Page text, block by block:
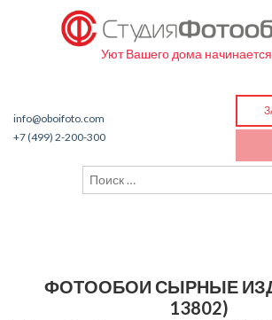
Уют Вашего дома начинается
info@oboifoto.com
+7 (499) 2-200-300
ФОТООБОИ СЫРНЫЕ
13802)